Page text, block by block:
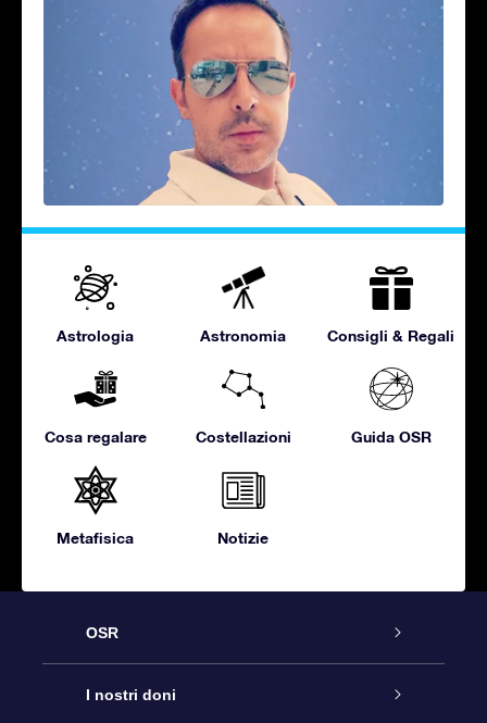
Astrologia Astronomia Consigli & Regali
Cosa regalare Costellazioni Guida OSR
Metafisica Notizie
OSR
Assistenza
I nostri doni